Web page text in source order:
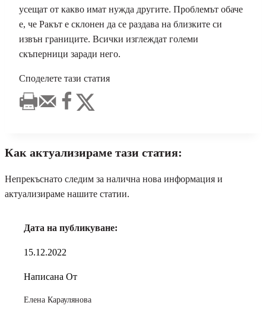
усещат от какво имат нужда другите. Проблемът обаче
е, че Ракът е склонен да се раздава на близките си
извън границите. Всички изглеждат големи
скъперници заради него.
Споделете тази статия
Как актуализираме тази статия:
Непрекъснато следим за налична нова информация и
актуализираме нашите статии.
Дата на публикуване:
15.12.2022
Написана От
Елена Караулянова